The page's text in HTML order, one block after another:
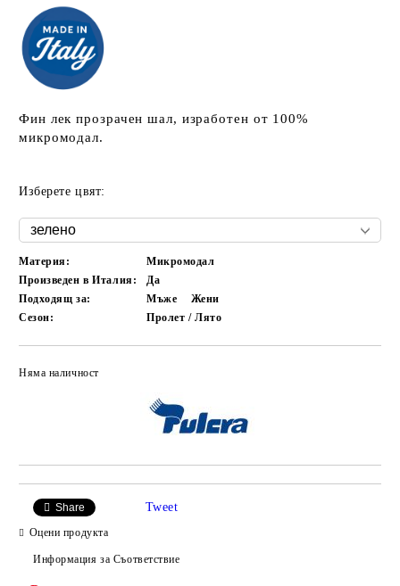
Фин лек прозрачен шал, изработен от 100%
микромодал.
Изберете цвят:
Материя:
Микромодал
Произведен в Италия:
Да
Подходящ за:
Мъже
Жени
Сезон:
Пролет / Лято
Няма наличност
Share Tweet
Оцени продукта
Информация за Съответствие